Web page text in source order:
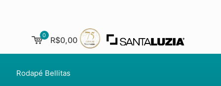
0 R$0,00
Rodapé Bellitas